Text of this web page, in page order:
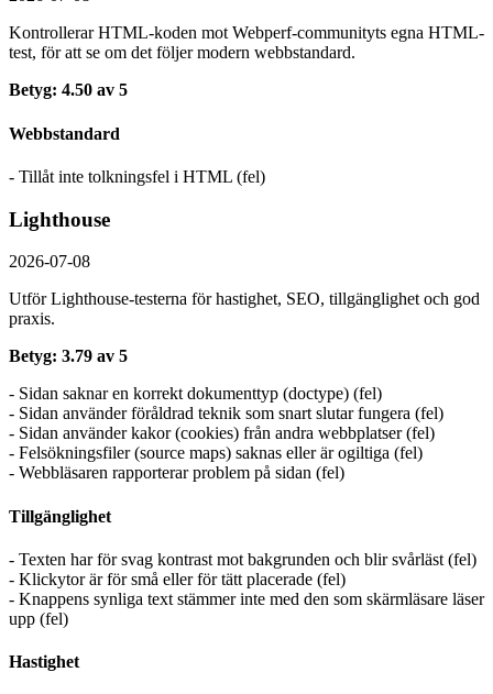
Kontrollerar HTML-koden mot Webperf-communityts egna HTML-
test, för att se om det följer modern webbstandard.
Betyg: 4.50 av 5
Webbstandard
- Tillåt inte tolkningsfel i HTML (fel)
Lighthouse
2026-07-08
Utför Lighthouse-testerna för hastighet, SEO, tillgänglighet och god
praxis.
Betyg: 3.79 av 5
- Sidan saknar en korrekt dokumenttyp (doctype) (fel)
- Sidan använder föråldrad teknik som snart slutar fungera (fel)
- Sidan använder kakor (cookies) från andra webbplatser (fel)
- Felsökningsfiler (source maps) saknas eller är ogiltiga (fel)
- Webbläsaren rapporterar problem på sidan (fel)
Tillgänglighet
- Texten har för svag kontrast mot bakgrunden och blir svårläst (fel)
- Klickytor är för små eller för tätt placerade (fel)
- Knappens synliga text stämmer inte med den som skärmläsare läser
upp (fel)
Hastighet